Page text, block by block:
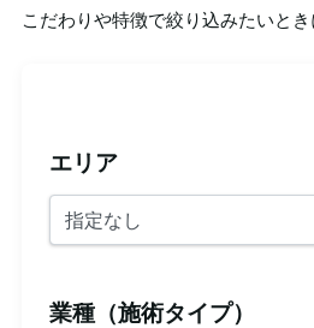
こだわりや特徴で絞り込みたいとき
エリア
業種（施術タイプ）